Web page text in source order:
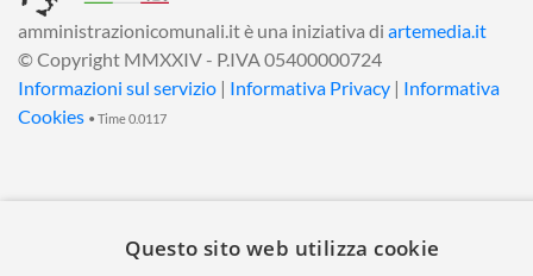
amministrazionicomunali.it è una iniziativa di artemedia.it
© Copyright MMXXIV - P.IVA 05400000724
Informazioni sul servizio | Informativa Privacy | Informativa
Cookies • Time 0.0117
Questo sito web utilizza cookie